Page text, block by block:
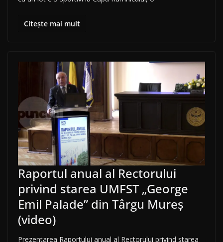
Citește mai mult
Raportul anual al Rectorului
privind starea UMFST „George
Emil Palade” din Târgu Mureș
(video)
Prezentarea Raportului anual al Rectorului privind starea